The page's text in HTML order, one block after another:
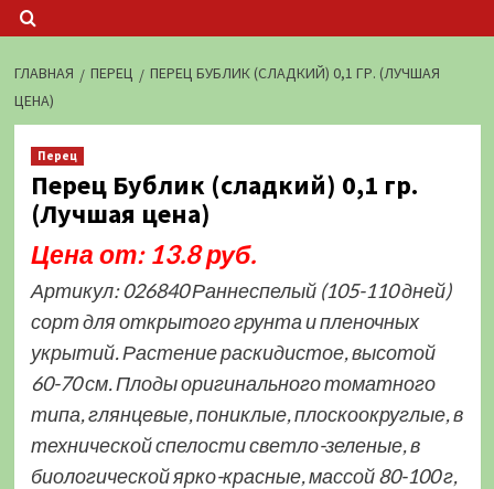
ГЛАВНАЯ ПЕРЕЦ
ПЕРЕЦ БУБЛИК (СЛАДКИЙ) 0,1 ГР. (ЛУЧШАЯ
ЦЕНА)
Перец
Перец Бублик (сладкий) 0,1 гр.
(Лучшая цена)
Цена от: 13.8 руб.
Артикул: 026840 Раннеспелый (105-110 дней)
сорт для открытого грунта и пленочных
укрытий. Растение раскидистое, высотой
60-70 см. Плоды оригинального томатного
типа, глянцевые, пониклые, плоскоокруглые, в
технической спелости светло-зеленые, в
биологической ярко-красные, массой 80-100 г,